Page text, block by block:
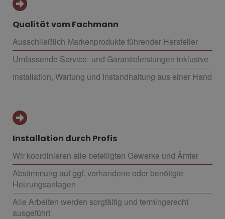
Qualität vom Fachmann
Ausschließlich Markenprodukte führender Hersteller
Umfassende Service- und Garantieleistungen inklusive
Installation, Wartung und Instandhaltung aus einer Hand
Installation durch Profis
Wir koordinieren alle beteiligten Gewerke und Ämter
Abstimmung auf ggf. vorhandene oder benötigte
Heizungsanlagen
Alle Arbeiten werden sorgfältig und termingerecht
ausgeführt